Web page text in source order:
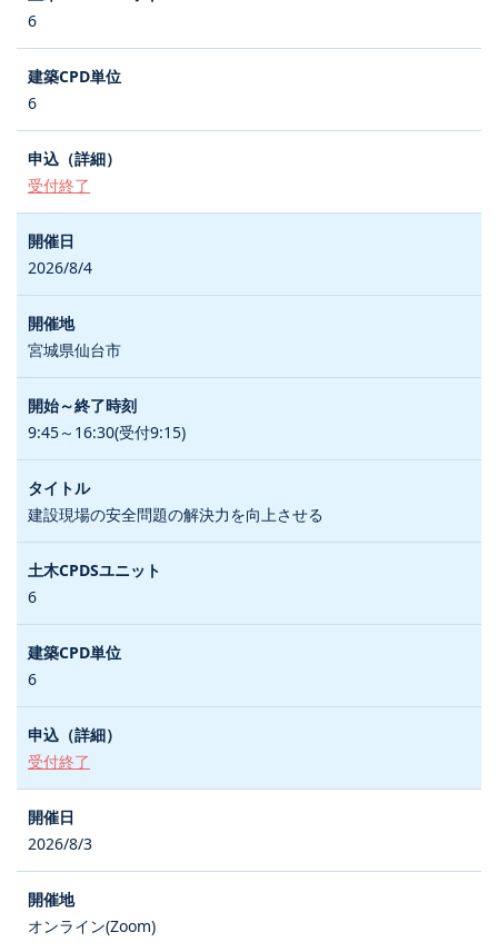
6
6
受付終了
2026/8/4
宮城県仙台市
9:45～16:30(受付9:15)
建設現場の安全問題の解決力を向上させる
6
6
受付終了
2026/8/3
オンライン(Zoom)